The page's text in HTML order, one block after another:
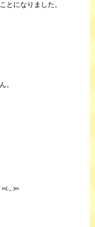
とになりました。
。
m(._.)m